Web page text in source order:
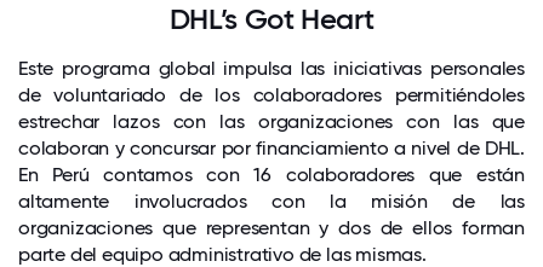
DHL’s Got Heart
Este programa global impulsa las iniciativas personales
de voluntariado de los colaboradores permitiéndoles
estrechar lazos con las organizaciones con las que
colaboran y concursar por financiamiento a nivel de DHL.
En Perú contamos con 16 colaboradores que están
altamente involucrados con la misión de las
organizaciones que representan y dos de ellos forman
parte del equipo administrativo de las mismas.